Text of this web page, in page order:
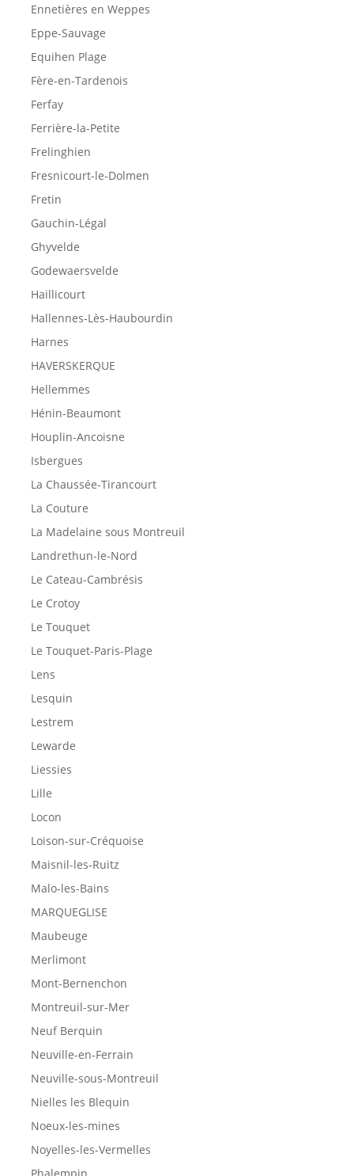
Ennetières en Weppes
Eppe-Sauvage
Equihen Plage
Fère-en-Tardenois
Ferfay
Ferrière-la-Petite
Frelinghien
Fresnicourt-le-Dolmen
Fretin
Gauchin-Légal
Ghyvelde
Godewaersvelde
Haillicourt
Hallennes-Lès-Haubourdin
Harnes
HAVERSKERQUE
Hellemmes
Hénin-Beaumont
Houplin-Ancoisne
Isbergues
La Chaussée-Tirancourt
La Couture
La Madelaine sous Montreuil
Landrethun-le-Nord
Le Cateau-Cambrésis
Le Crotoy
Le Touquet
Le Touquet-Paris-Plage
Lens
Lesquin
Lestrem
Lewarde
Liessies
Lille
Locon
Loison-sur-Créquoise
Maisnil-les-Ruitz
Malo-les-Bains
MARQUEGLISE
Maubeuge
Merlimont
Mont-Bernenchon
Montreuil-sur-Mer
Neuf Berquin
Neuville-en-Ferrain
Neuville-sous-Montreuil
Nielles les Blequin
Noeux-les-mines
Noyelles-les-Vermelles